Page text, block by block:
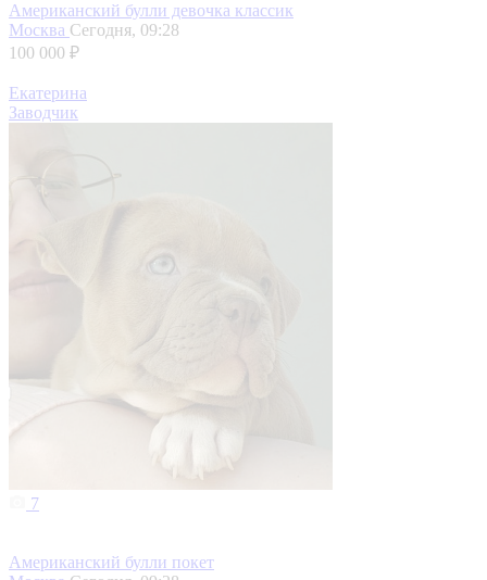
Американский булли девочка классик
Москва Сегодня, 09:28
100 000 ₽
Екатерина
Заводчик
7
Американский булли покет